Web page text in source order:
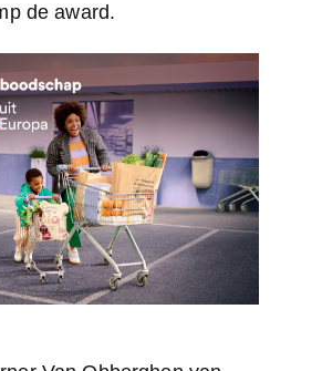
de award.